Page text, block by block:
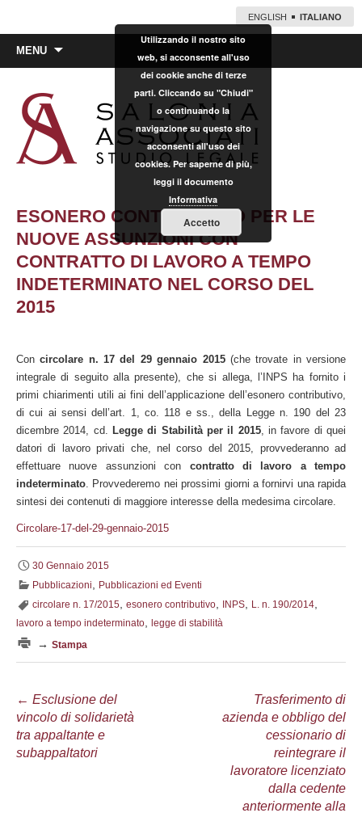
ENGLISH ITALIANO
MENU
ESONERO CONTRIBUTIVO PER LE
NUOVE ASSUNZIONI CON
CONTRATTO DI LAVORO A TEMPO
INDETERMINATO NEL CORSO DEL
2015
Concircolare n. 17 del 29 gennaio 2015(che trovate in versione
integrale di seguito alla presente), che si allega, l’INPS ha fornito i
primi chiarimenti utili ai fini dell’applicazione dell’esonero contributivo,
di cui ai sensi dell’art. 1, co. 118 e ss., della Legge n. 190 del 23
dicembre 2014, cd. Legge di Stabilità per il 2015, in favore di quei
datori di lavoro privati che, nel corso del 2015, provvederanno ad
effettuare nuove assunzioni con contratto di lavoro a tempo
indeterminato. Provvederemo nei prossimi giorni a fornirvi una rapida
sintesi dei contenuti di maggiore interesse della medesima circolare.
Circolare-17-del-29-gennaio-2015
30 Gennaio 2015
Pubblicazioni
Pubblicazioni ed Eventi
circolare n. 17/2015 esonero contributivo INPS L. n. 190/2014
lavoro a tempo indeterminato legge di stabilità
→ Stampa
Navigazione
articolo
← Esclusione del
vincolo di solidarietà
tra appaltante e
subappaltatori
Trasferimento di
azienda e obbligo del
cessionario di
reintegrare il
lavoratore licenziato
dalla cedente
anteriormente alla
Utilizzando il nostro sito
web, si acconsente all'uso
dei cookie anche di terze
parti. Cliccando su "Chiudi"
o continuando la
navigazione su questo sito
acconsenti all'uso dei
cookies. Per saperne di più,
leggi il documento
Informativa
Accetto